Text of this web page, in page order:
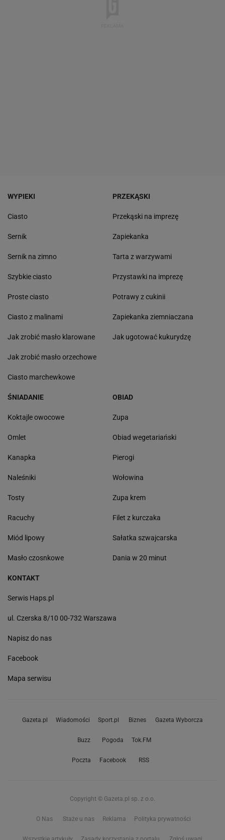
WYPIEKI
Ciasto
Sernik
Sernik na zimno
Szybkie ciasto
Proste ciasto
Ciasto z malinami
Jak zrobić masło klarowane
Jak zrobić masło orzechowe
Ciasto marchewkowe
PRZEKĄSKI
Przekąski na imprezę
Zapiekanka
Tarta z warzywami
Przystawki na imprezę
Potrawy z cukinii
Zapiekanka ziemniaczana
Jak ugotować kukurydzę
ŚNIADANIE
Koktajle owocowe
Omlet
Kanapka
Naleśniki
Tosty
Racuchy
Miód lipowy
Masło czosnkowe
OBIAD
Zupa
Obiad wegetariański
Pierogi
Wołowina
Zupa krem
Filet z kurczaka
Sałatka szwajcarska
Dania w 20 minut
KONTAKT
Serwis Haps.pl
ul. Czerska 8/10 00-732 Warszawa
Napisz do nas
Facebook
Mapa serwisu
Gazeta.pl Wiadomości Sport.pl Biznes Gazeta Wyborcza
Buzz Pogoda Tok.FM
Poczta Facebook RSS
Copyright © Gazeta.pl sp. z o.o.
O Nas Staże u nas Reklama Polityka prywatności